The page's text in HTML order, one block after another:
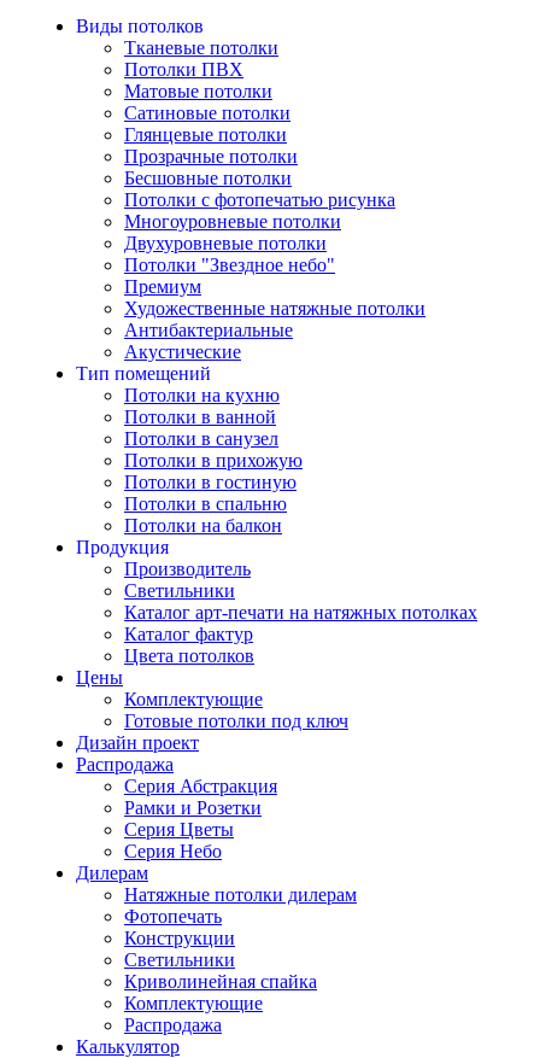
Виды потолков
Тканевые потолки
Потолки ПВХ
Матовые потолки
Сатиновые потолки
Глянцевые потолки
Прозрачные потолки
Бесшовные потолки
Потолки с фотопечатью рисунка
Многоуровневые потолки
Двухуровневые потолки
Потолки "Звездное небо"
Премиум
Художественные натяжные потолки
Антибактериальные
Акустические
Тип помещений
Потолки на кухню
Потолки в ванной
Потолки в санузел
Потолки в прихожую
Потолки в гостиную
Потолки в спальню
Потолки на балкон
Продукция
Производитель
Светильники
Каталог арт-печати на натяжных потолках
Каталог фактур
Цвета потолков
Цены
Комплектующие
Готовые потолки под ключ
Дизайн проект
Распродажа
Серия Абстракция
Рамки и Розетки
Серия Цветы
Серия Небо
Дилерам
Натяжные потолки дилерам
Фотопечать
Конструкции
Светильники
Криволинейная спайка
Комплектующие
Распродажа
Калькулятор